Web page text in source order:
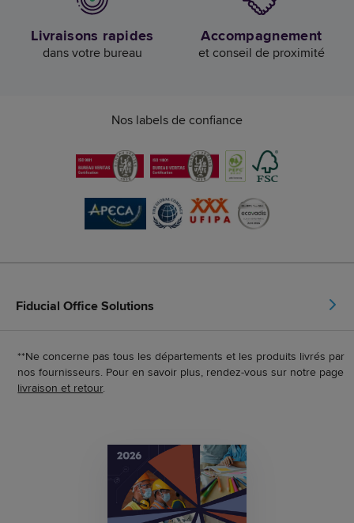
Livraisons rapides
dans votre bureau
Accompagnement
et conseil de proximité
Nos labels de confiance
Fiducial Office Solutions
**Ne concerne pas tous les départements et les produits livrés par
nos fournisseurs. Pour en savoir plus, rendez-vous sur notre page
livraison et retour.